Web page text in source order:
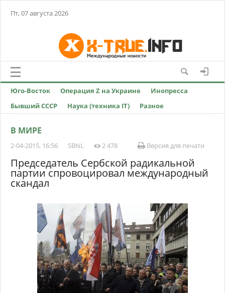
Пт, 07 августа 2026
Юго-Восток Операция Z на Украине
Инопресса
Бывший СССР
Наука (техника IT) Разное
В МИРЕ
2-04-2015, 16:56 SBNL 2 478 Версия для печати
Председатель Сербской радикальной
партии спровоцировал международный
скандал